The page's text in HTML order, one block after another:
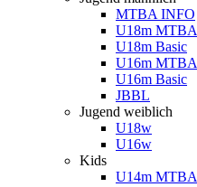
MTBA INFO
U18m MTBA
U18m Basic
U16m MTBA
U16m Basic
JBBL
Jugend weiblich
U18w
U16w
Kids
U14m MTBA